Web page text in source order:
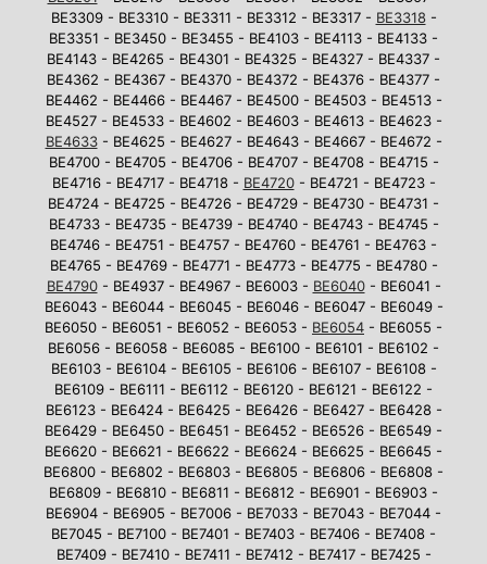
BE3309 - BE3310 - BE3311 - BE3312 - BE3317 - BE3318-
BE3351 - BE3450 - BE3455 - BE4103 - BE4113 - BE4133 -
BE4143 - BE4265 - BE4301 - BE4325 - BE4327 - BE4337 -
BE4362 - BE4367 - BE4370 - BE4372 - BE4376 - BE4377 -
BE4462 - BE4466 - BE4467 - BE4500 - BE4503 - BE4513 -
BE4527 - BE4533 - BE4602 - BE4603 - BE4613 - BE4623 -
BE4633- BE4625 - BE4627 - BE4643 - BE4667 - BE4672 -
BE4700 - BE4705 - BE4706 - BE4707 - BE4708 - BE4715 -
BE4716 - BE4717 - BE4718 - BE4720- BE4721 - BE4723 -
BE4724 - BE4725 - BE4726 - BE4729 - BE4730 - BE4731 -
BE4733 - BE4735 - BE4739 - BE4740 - BE4743 - BE4745 -
BE4746 - BE4751 - BE4757 - BE4760 - BE4761 - BE4763 -
BE4765 - BE4769 - BE4771 - BE4773 - BE4775 - BE4780 -
BE4790- BE4937 - BE4967 - BE6003 - BE6040- BE6041 -
BE6043 - BE6044 - BE6045 - BE6046 - BE6047 - BE6049 -
BE6050 - BE6051 - BE6052 - BE6053 - BE6054 - BE6055 -
BE6056 - BE6058 - BE6085 - BE6100 - BE6101 - BE6102 -
BE6103 - BE6104 - BE6105 - BE6106 - BE6107 - BE6108 -
BE6109 - BE6111 - BE6112 - BE6120 - BE6121 - BE6122 -
BE6123 - BE6424 - BE6425 - BE6426 - BE6427 - BE6428 -
BE6429 - BE6450 - BE6451 - BE6452 - BE6526 - BE6549 -
BE6620 - BE6621 - BE6622 - BE6624 - BE6625 - BE6645 -
BE6800 - BE6802 - BE6803 - BE6805 - BE6806 - BE6808 -
BE6809 - BE6810 - BE6811 - BE6812 - BE6901 - BE6903 -
BE6904 - BE6905 - BE7006 - BE7033 - BE7043 - BE7044 -
BE7045 - BE7100 - BE7401 - BE7403 - BE7406 - BE7408 -
BE7409 - BE7410 - BE7411 - BE7412 - BE7417 - BE7425 -